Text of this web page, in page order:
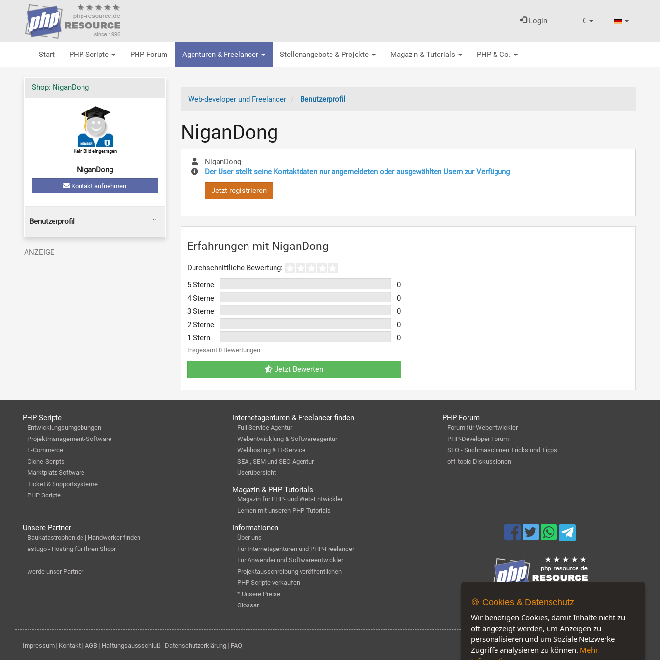
€
Login
Start PHP Scripte PHP-Forum Agenturen & Freelancer Stellenangebote & Projekte Magazin & Tutorials PHP & Co.
Web-developer und Freelancer Benutzerprofil
NiganDong
NiganDong
Der User stellt seine Kontaktdaten nur angemeldeten oder ausgewählten Usern zur Verfügung
Jetzt registrieren
Erfahrungen mit NiganDong
Durchschnittliche Bewertung:
5 Sterne
0
4 Sterne
0
3 Sterne
0
2 Sterne
0
1 Stern
0
Insgesamt 0 Bewertungen
Jetzt Bewerten
Shop: NiganDong
NiganDong
Kontakt aufnehmen
Benutzerprofil
PHP Scripte
Entwicklungsumgebungen
Projektmanagement-Software
E-Commerce
Clone-Scripts
Marktplatz-Software
Ticket & Supportsysteme
PHP Scripte
Internetagenturen & Freelancer finden
Full Service Agentur
Webentwicklung & Softwareagentur
Webhosting & IT-Service
SEA , SEM und SEO Agentur
Userübersicht
Magazin & PHP Tutorials
Magazin für PHP- und Web-Entwickler
Lernen mit unseren PHP-Tutorials
PHP Forum
Forum für Webentwickler
PHP-Developer Forum
SEO - Suchmaschinen Tricks und Tipps
off-topic Diskussionen
Unsere Partner
Baukatastrophen.de | Handwerker finden
estugo - Hosting für Ihren Shopr
werde unser Partner
Informationen
Über uns
Für Internetagenturen und PHP-Freelancer
Für Anwender und Softwareentwickler
Projektausschreibung veröffentlichen
PHP Scripte verkaufen
* Unsere Preise
Glossar
Jetzt auf unserer Seite: 123
Impressum| Kontakt| AGB| Haftungsaussschluß | Datenschutzerklärung| FAQ
🍪 Cookies & Datenschutz
Wir benötigen Cookies, damit Inhalte nicht zu
oft angezeigt werden, um Anzeigen zu
personalisieren und um Soziale Netzwerke
Zugriffe analysieren zu können. Mehr